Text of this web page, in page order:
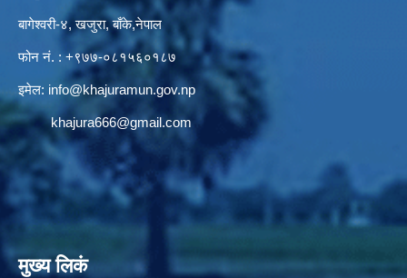
बागेश्वरी-४, खजुरा, बाँके,नेपाल
फोन नं. : +९७७-०८१५६०१८७
इमेल: info@khajuramun.gov.np
khajura666@gmail.com
मुख्य लिकं